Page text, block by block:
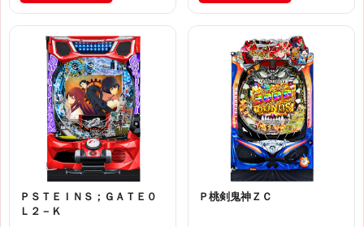
ＰＳＴＥＩＮＳ；ＧＡＴＥ０
Ｌ２－Ｋ
Ｐ桃剣鬼神ＺＣ